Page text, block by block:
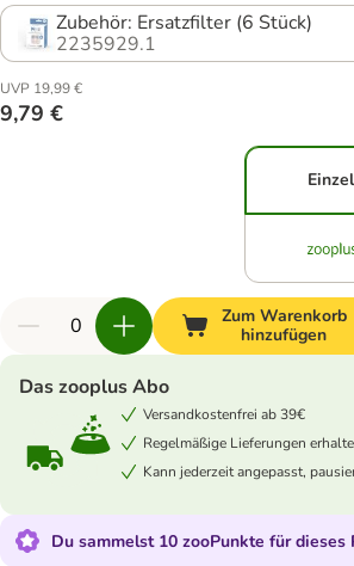
Zubehör: Ersatzfilter (6 Stück)
2235929.1
UVP 19,99 €
9,79 €
Zum Warenkorb
hinzufügen
Das zooplus Abo
Versandkostenfrei ab 39€
Regelmäßige Lieferungen
Kann jederzeit angepasst,
Du sammelst 10 zooPunkte für dieses